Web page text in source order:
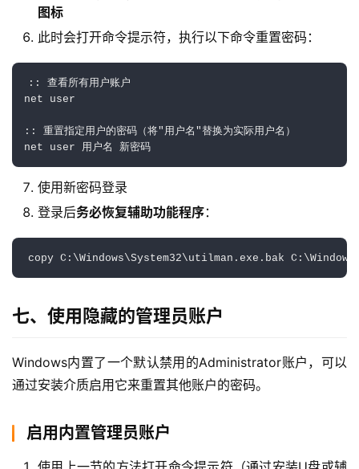
系
跨
电
商
系
统
具
教
学
图标
此时会打开命令提示符，执行以下命令重置密码：
:: 查看所有用户账户
net user
:: 重置指定用户的密码（将"用户名"替换为实际用户名）
net user 用户名 新密码
使用新密码登录
登录后务必恢复辅助功能程序：
copy C:\Windows\System32\utilman.exe.bak
七、使用隐藏的管理员账户
Windows内置了一个默认禁用的Administrator账户，可以
通过安装介质启用它来重置其他账户的密码。
启用内置管理员账户